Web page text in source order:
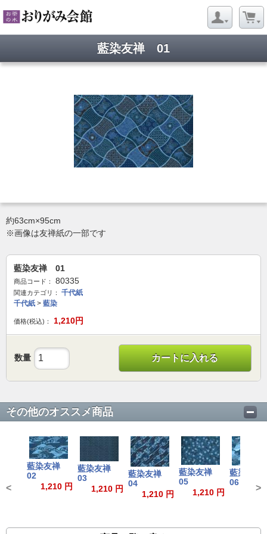
藍染友禅 01
約63cm×95cm
※画像は友禅紙の一部です
藍染友禅 01
商品コード： 80335
関連カテゴリ：
千代紙
千代紙 > 藍染
価格(税込)： 1,210円
数量 カートに入れる
その他のオススメ商品
藍染友禅
02
1,210 円
藍染友禅
03
1,210 円
藍染友禅
04
1,210 円
藍染友禅
05
1,210 円
藍染友
06
< >